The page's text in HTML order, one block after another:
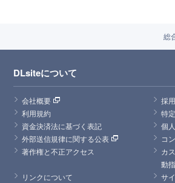
総
DLsiteについて
会社概要
採
利用規約
特
資金決済法に基づく表記
個
外部送信規律に関する公表
コ
著作権と不正アクセス
カ
動
リンクについて
サ